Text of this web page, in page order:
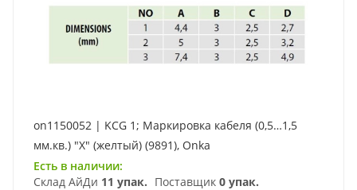
on1150052 | KCG 1; Маркировка кабеля (0,5…1,5
мм.кв.) "X" (желтый) (9891), Onka
Есть в наличии:
Склад АйДи 11 упак. Поставщик 0 упак.